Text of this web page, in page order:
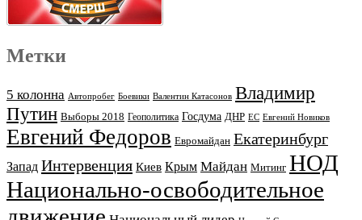
Метки
5 колонна Автопробег Боевики Валентин Катасонов Владимир
Путин Выборы 2018 Геополитика Госдума ДНР ЕС Евгений Новиков
Евгений Федоров Евромайдан Екатеринбург
Запад Интервенция Киев Крым Майдан Митинг НОД
Национально-освободительное